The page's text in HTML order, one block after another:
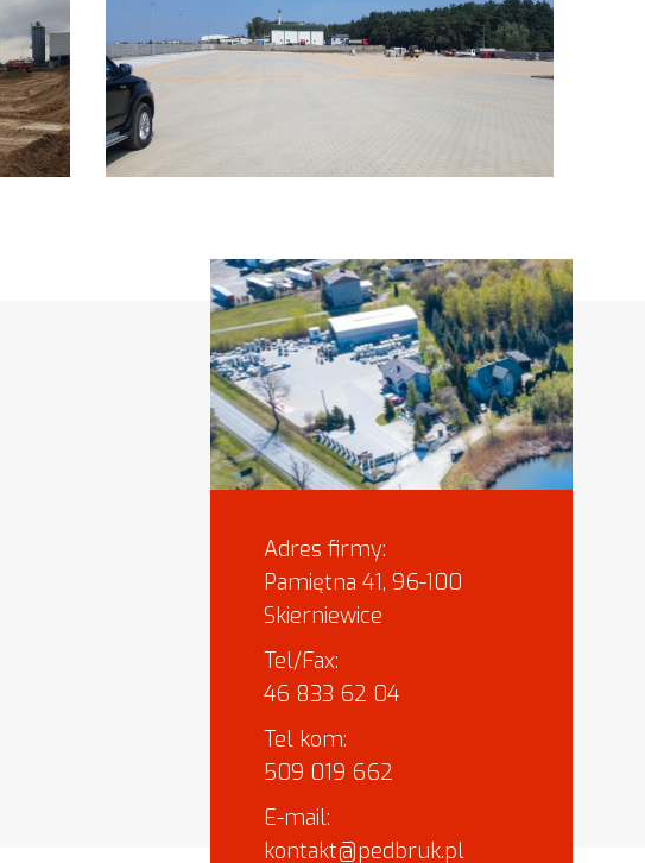
Adres firmy:
Pamiętna 41, 96-100
Skierniewice
Tel/Fax:
46 833 62 04
Tel kom:
509 019 662
E-mail:
kontakt@pedbruk.pl